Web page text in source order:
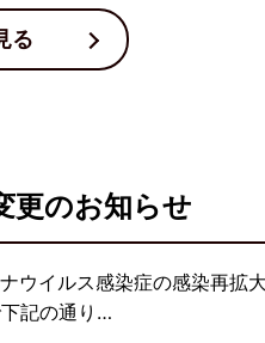
る
更のお知らせ
ウイルス感染症の感染再拡
記の通り…